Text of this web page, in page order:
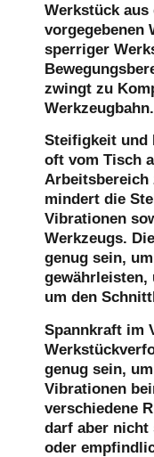
Werkstück aus
vorgegebenen
sperriger
zwingt zu
Werkzeugbahn.
Steifigkeit und
oft vom Tisch
Arbeitsbereich
mindert die
Vibrationen
Werkzeugs.
genug sein,
gewährleisten,
um den
Spannkraft im
genug sein,
Vibrationen
verschiedene
darf aber nicht
oder